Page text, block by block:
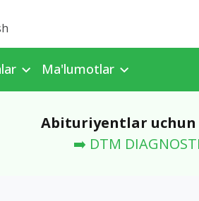
Ma'lumotlar
Abituriyentlar
➡️ DTM